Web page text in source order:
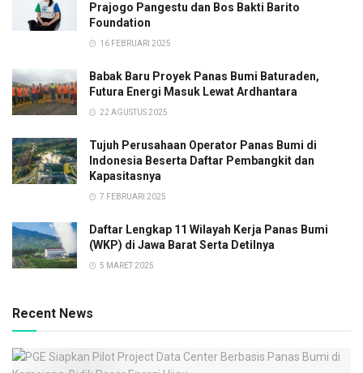
Prajogo Pangestu dan Bos Bakti Barito
Foundation
16 FEBRUARI 2025
Babak Baru Proyek Panas Bumi Baturaden,
Futura Energi Masuk Lewat Ardhantara
22 AGUSTUS 2025
Tujuh Perusahaan Operator Panas Bumi di
Indonesia Beserta Daftar Pembangkit dan
Kapasitasnya
7 FEBRUARI 2025
Daftar Lengkap 11 Wilayah Kerja Panas Bumi
(WKP) di Jawa Barat Serta Detilnya
5 MARET 2025
Recent News